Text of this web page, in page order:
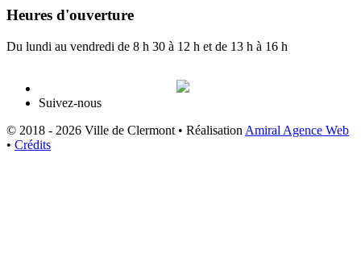
Heures d'ouverture
Du lundi au vendredi de 8 h 30 à 12 h et de 13 h à 16 h
Suivez-nous
© 2018 - 2026 Ville de Clermont • Réalisation Amiral Agence Web
• Crédits